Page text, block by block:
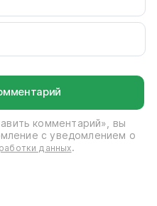
комментарий», вы
с уведомлением о
данных.